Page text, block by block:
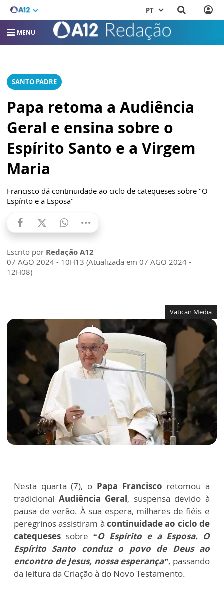
PT
MENU
SANTO PADRE
Papa retoma a Audiência
Geral e ensina sobre o
Espírito Santo e a Virgem
Maria
Francisco dá continuidade ao ciclo de catequeses sobre "O
Espírito e a Esposa"
Escrito por Redação A12
07 AGO 2024 - 10H13 (Atualizada em 07 AGO 2024 -
12H08)
Vatican Media
Nesta quarta (7), o Papa Francisco retomou a
tradicional Audiência Geral, suspensa devido à
pausa de verão. À sua espera, milhares de fiéis e
peregrinos assistiram à continuidade ao ciclo de
catequeses sobre “O Espírito e a Esposa. O
Espírito Santo conduz o povo de Deus ao
encontro de Jesus, nossa esperança”, passando
da leitura da Criação à do Novo Testamento.